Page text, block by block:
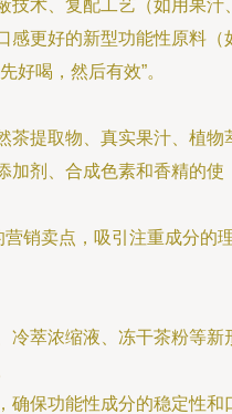
技术、复配工艺（如用果汁
感更好的新型功能性原料（
好喝，然后有效”。
茶提取物、真实果汁、植物
加剂、合成色素和香精的使
营销卖点，吸引注重成分的
冷萃浓缩液、冻干茶粉等新
确保功能性成分的稳定性和